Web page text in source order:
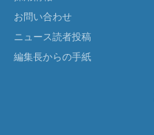
お問い合わせ
ニュース読者投稿
編集長からの手紙